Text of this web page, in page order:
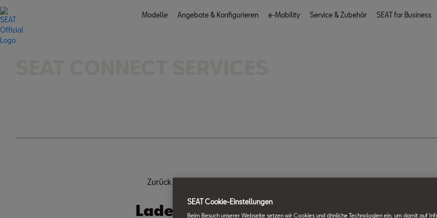
Modelle Angebote & Konfigurieren e-Mobility Service & Zubehör SEAT for Business
FILTER
Zurück
Ladestationen
SEAT Cookie-Einstellungen
Beim Besuch unserer Webseite setzen wir Cookies und ähnliche Technologien ein, um damit auf